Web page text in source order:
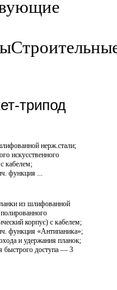
трипод
нерж.стали;
искусственного
кабелем;
функция ...
из шлифованной
корпус) с кабелем;
функция «Антипаника»;
и удержания планок;
быстрого доступа — 3